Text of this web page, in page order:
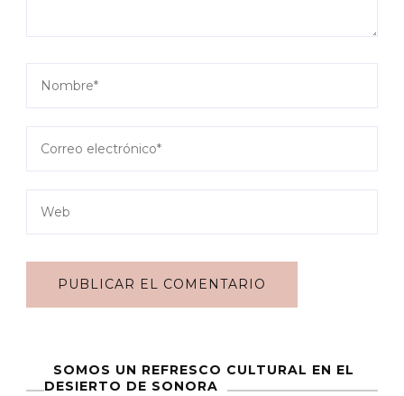
SOMOS UN REFRESCO CULTURAL EN EL
DESIERTO DE SONORA